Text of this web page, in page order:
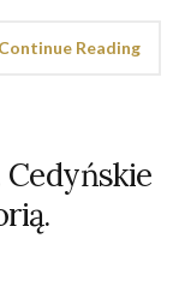
Continue Reading